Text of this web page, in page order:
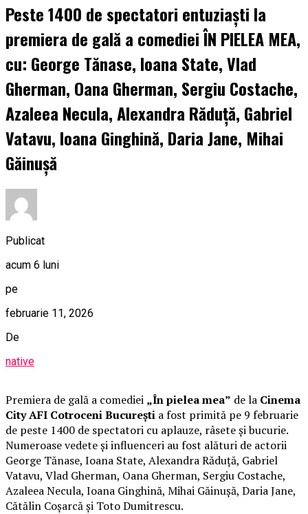
Peste 1400 de spectatori entuziaști la
premiera de gală a comediei ÎN PIELEA MEA,
cu: George Tănase, Ioana State, Vlad
Gherman, Oana Gherman, Sergiu Costache,
Azaleea Necula, Alexandra Răduță, Gabriel
Vatavu, Ioana Ginghină, Daria Jane, Mihai
Găinușă
Publicat
acum 6 luni
pe
februarie 11, 2026
De
native
Premiera de gală a comediei „În pielea mea” de la Cinema
City AFI Cotroceni București a fost primită pe 9 februarie
de peste 1400 de spectatori cu aplauze, râsete și bucurie.
Numeroase vedete și influenceri au fost alături de actorii
George Tănase, Ioana State, Alexandra Răduță, Gabriel
Vatavu, Vlad Gherman, Oana Gherman, Sergiu Costache,
Azaleea Necula, Ioana Ginghină, Mihai Găinușă, Daria Jane,
Cătălin Coșarcă și Toto Dumitrescu.